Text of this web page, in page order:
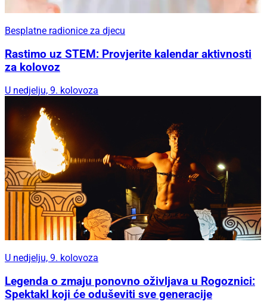
Besplatne radionice za djecu
Rastimo uz STEM: Provjerite kalendar aktivnosti
za kolovoz
U nedjelju, 9. kolovoza
U nedjelju, 9. kolovoza
Legenda o zmaju ponovno oživljava u Rogoznici:
Spektakl koji će oduševiti sve generacije